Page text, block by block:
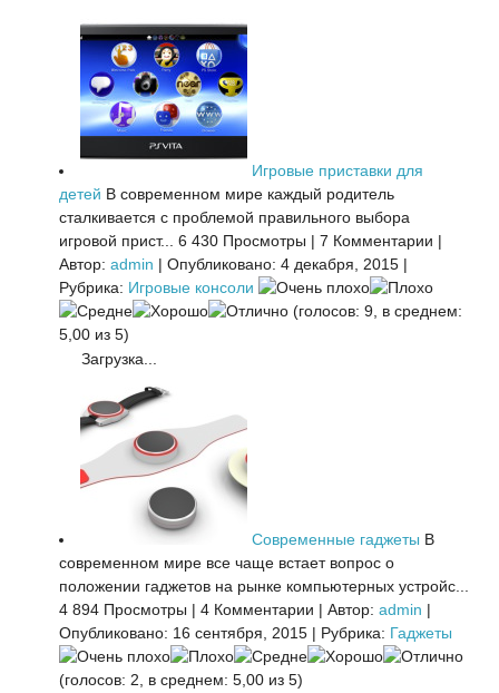
Игровые приставки для
детей В современном мире каждый родитель
сталкивается с проблемой правильного выбора
игровой прист...
6 430 Просмотры | 7 Комментарии |
Автор: admin | Опубликовано: 4 декабря, 2015 |
Рубрика: Игровые консоли
(голосов: 9, в среднем:
5,00 из 5)
Загрузка...
Современные гаджеты В
современном мире все чаще встает вопрос о
положении гаджетов на рынке компьютерных устройс...
4 894 Просмотры | 4 Комментарии | Автор: admin |
Опубликовано: 16 сентября, 2015 | Рубрика: Гаджеты
(голосов: 2, в среднем: 5,00 из 5)